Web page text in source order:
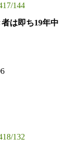
144
は即ち19年中
132